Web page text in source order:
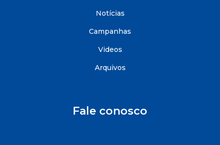
Notícias
Campanhas
Videos
Arquivos
Fale conosco